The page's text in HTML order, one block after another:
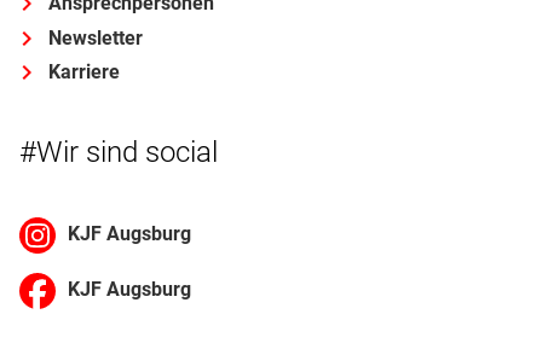
Newsletter
Karriere
#Wir sind social
KJF Augsburg
KJF Augsburg